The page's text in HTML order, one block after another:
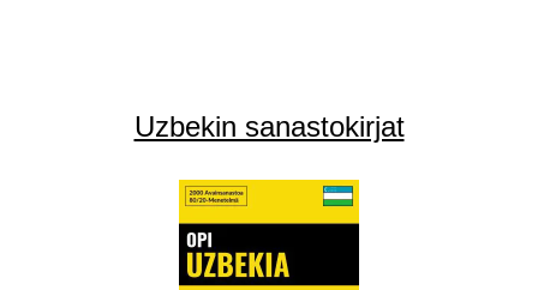
Uzbekin sanastokirjat